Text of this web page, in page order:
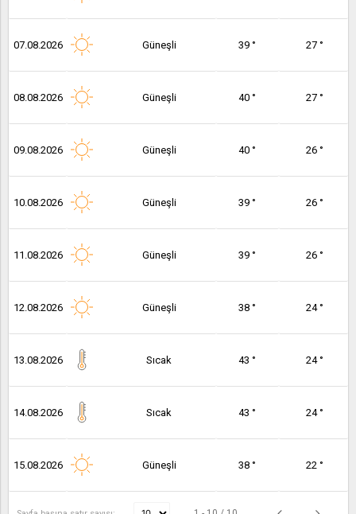
07.08.2026 Güneşli 39 ° 27 °
08.08.2026 Güneşli 40 ° 27 °
09.08.2026 Güneşli 40 ° 26 °
10.08.2026 Güneşli 39 ° 26 °
11.08.2026 Güneşli 39 ° 26 °
12.08.2026 Güneşli 38 ° 24 °
13.08.2026 Sıcak 43 ° 24 °
14.08.2026 Sıcak 43 ° 24 °
15.08.2026 Güneşli 38 ° 22 °